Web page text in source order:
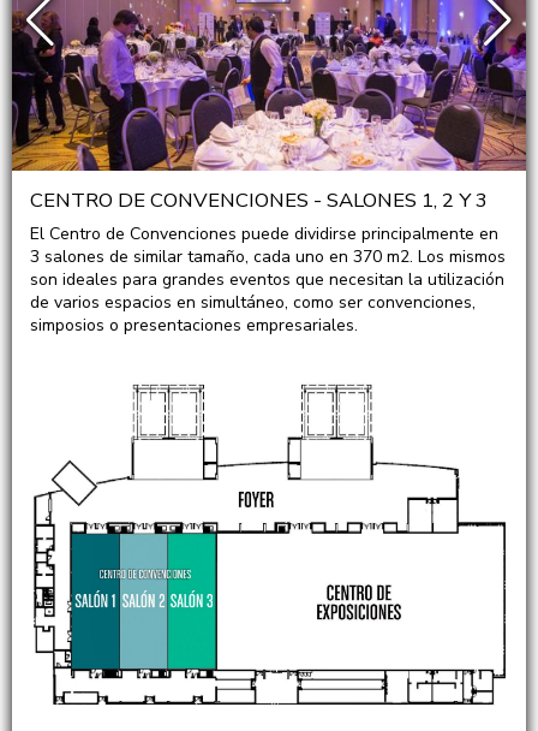
CENTRO DE CONVENCIONES - SALONES 1, 2 Y 3
El Centro de Convenciones puede dividirse principalmente en
3 salones de similar tamaño, cada uno en 370 m2. Los mismos
son ideales para grandes eventos que necesitan la utilización
de varios espacios en simultáneo, como ser convenciones,
simposios o presentaciones empresariales.